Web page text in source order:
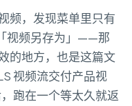
频，发现菜单里只有
视频另存为」——那
的地方，也是这篇文
视频流交付产品视
跑在一个等太久就返